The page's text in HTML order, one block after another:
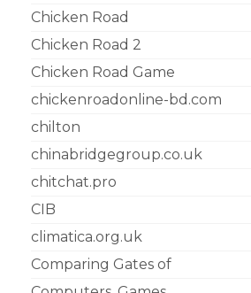
Chicken Road
Chicken Road 2
Chicken Road Game
chickenroadonline-bd.com
chilton
chinabridgegroup.co.uk
chitchat.pro
CIB
climatica.org.uk
Comparing Gates of